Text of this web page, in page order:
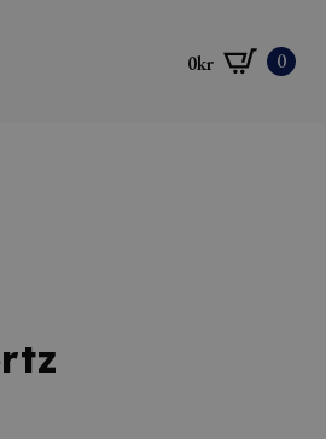
0kr 0